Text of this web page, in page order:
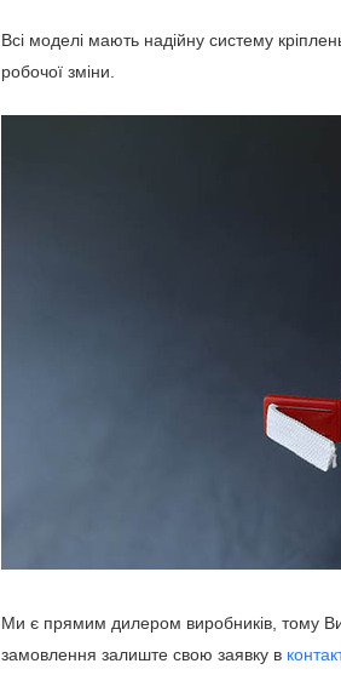
Всі моделі мають надійну систему
робочої зміни.
Ми є прямим дилером виробників, тому
замовлення залиште свою заявку в